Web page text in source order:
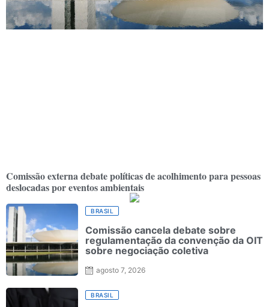
Comissão externa debate políticas de acolhimento para pessoas
deslocadas por eventos ambientais
BRASIL
Comissão cancela debate sobre
regulamentação da convenção da OIT
sobre negociação coletiva
agosto 7, 2026
BRASIL